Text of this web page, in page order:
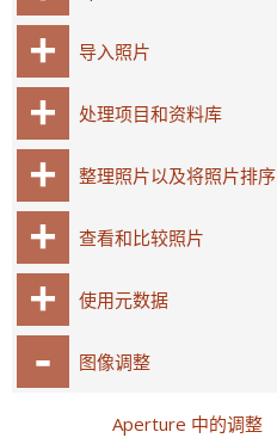
导入照片
处理项目和资料库
整理照片以及将照片排序
查看和比较照片
使用元数据
图像调整
Aperture 中的调整